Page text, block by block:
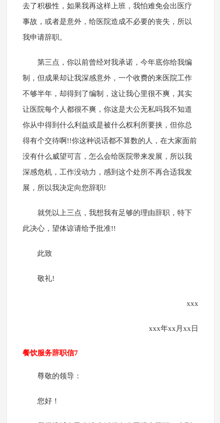
去了积极性，如果我再这样上班，我怕难免会出医疗
事故，或者是意外，给医院造成不必要的丧失，所以
我申请辞职。
第三点，你以前曾经对我承诺，今年底你给我编
制，但成果却让我深感意外，一个收费的来医院工作
不够半年，却得到了编制，这让我心里很不爽，其实
让医院每个人都很不爽，你这是大公无私吗我不知道
你从中得到什么利益或是被什么权利所要挟，但你总
得有个交待啊!!你这种说话都不算数的人，在大家面前
没有什么威望可言，怎么会给医院带来发展，所以我
深感危机，工作没动力，感到这个处所不再合适我发
展，所以我决定向您辞职!
就凭以上三点，我想我有足够的理由辞职，特下
此决心，望体谅请给予批准!!
此致
敬礼!
xxx
xxx年xx月xx日
餐饮服务辞职信7
尊敬的领导：
您好！